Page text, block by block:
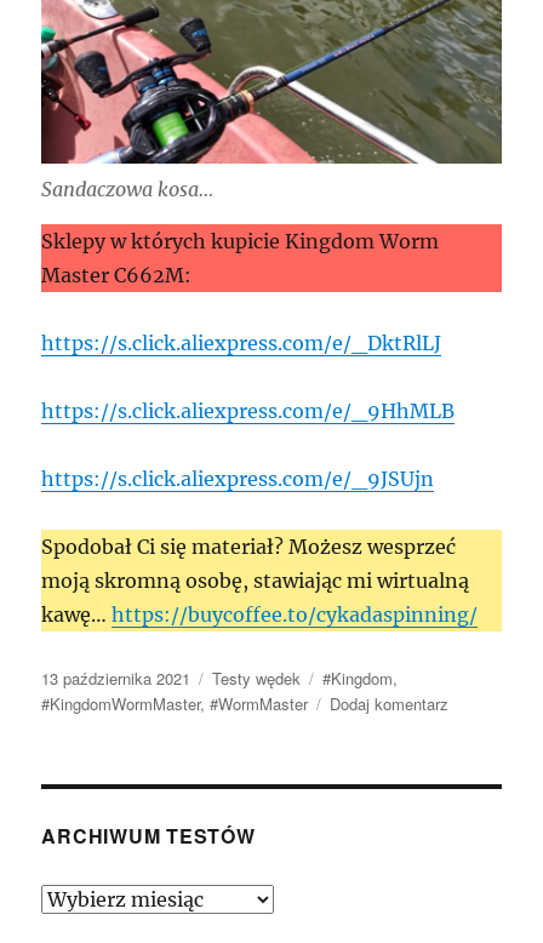
Sandaczowa kosa…
Sklepy w których kupicie Kingdom Worm
Master C662M:
https://s.click.aliexpress.com/e/_DktRlLJ
https://s.click.aliexpress.com/e/_9HhMLB
https://s.click.aliexpress.com/e/_9JSUjn
Spodobał Ci się materiał? Możesz wesprzeć
moją skromną osobę, stawiając mi wirtualną
kawę…https://buycoffee.to/cykadaspinning/
Data
publikacji
13 października 2021 Kategorie
Testy wędek Tagi
#Kingdom,
#KingdomWormMaster,#WormMaster Dodaj komentarz
ARCHIWUM TESTÓW
Archiwum